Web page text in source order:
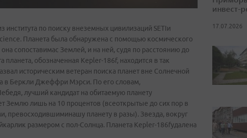
по поиску внеземных цивилизаций SETIи
Планета была обнаружена с помощью космического
сопоставимас Землей, и на ней, судя по расстоянию до
обозначенная Kepler-186f, находится в так
историческим ветеран поиска планет вне Солнечной
в Беркли Джеффри Мэрси. По его словам,
лучший кандидат на обитаемую планету
Землю лишь на 10 процентов (всеоткрытые до сих пор в
превосходившиминашу планету в разы). Звезда, вокруг
размером с пол-Солнца. Планета Kepler-186fудалена
инвест-
17.07.2026